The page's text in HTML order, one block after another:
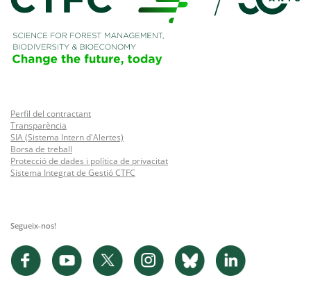
Perfil del contractant
Transparència
SIA (Sistema Intern d'Alertes)
Borsa de treball
Protecció de dades i política de privacitat
Sistema Integrat de Gestió CTFC
Segueix-nos!